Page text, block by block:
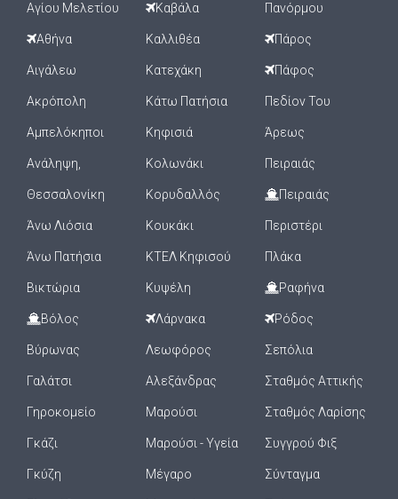
Αγίου Μελετίου
Αθήνα
Αιγάλεω
Ακρόπολη
Αμπελόκηποι
Ανάληψη,
Θεσσαλονίκη
Άνω Λιόσια
Άνω Πατήσια
Βικτώρια
Βόλος
Βύρωνας
Γαλάτσι
Γηροκομείο
Γκάζι
Γκύζη
Καβάλα
Καλλιθέα
Κατεχάκη
Κάτω Πατήσια
Κηφισιά
Κολωνάκι
Κορυδαλλός
Κουκάκι
ΚΤΕΛ Κηφισού
Κυψέλη
Λάρνακα
Λεωφόρος
Αλεξάνδρας
Μαρούσι
Μαρούσι - Υγεία
Μέγαρο
Πανόρμου
Πάρος
Πάφος
Πεδίον Του
Άρεως
Πειραιάς
Πειραιάς
Περιστέρι
Πλάκα
Ραφήνα
Ρόδος
Σεπόλια
Σταθμός Αττικής
Σταθμός Λαρίσης
Συγγρού Φιξ
Σύνταγμα